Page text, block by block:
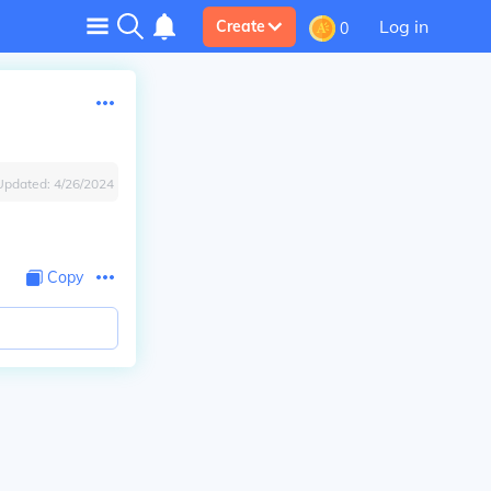
Create 0 Log in
4/26/2024
Copy